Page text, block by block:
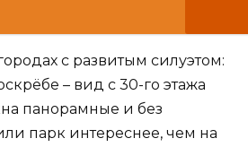
с развитым силуэтом:
– вид с 30-го этажа
панорамные и без
парк интереснее, чем на